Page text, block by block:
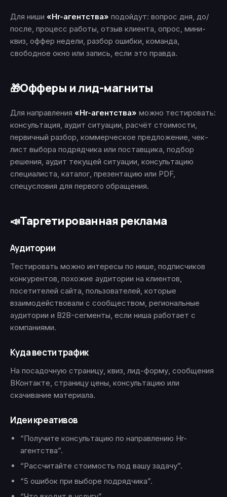
Для ниши «Hr-агентства» подойдут: вопрос дня, до/
после, процесс работы, отзыв клиента, опрос, мини-
квиз, оффер недели, разбор ошибки, команда,
свободное окно или запись, если это правда.
🎁Офферы и лид-магниты
Для направления «Hr-агентства» можно тестировать:
консультация, аудит ситуации, расчёт стоимости,
первичный разбор, коммерческое предложение, чек-
лист выбора подрядчика или поставщика, подбор
решения, аудит текущей ситуации, консультацию
специалиста, каталог, презентацию или PDF,
спецусловия для первого обращения.
📣Таргетированная реклама
Аудитории
Тестировать можно интересы по нише, подписчиков
конкурентов, похожие аудитории на клиентов,
посетителей сайта, пользователей, которые
взаимодействовали с сообществом, региональные
аудитории и B2B-сегменты, если ниша работает с
компаниями.
Куда вести трафик
На посадочную страницу, квиз, лид-форму, сообщения
ВКонтакте, страницу цены, консультацию или
скачивание материала.
Идеи креативов
“Получите консультацию по направлению Hr-
агентства”.
“Рассчитайте стоимость под вашу задачу”.
“5 ошибок при выборе подрядчика”.